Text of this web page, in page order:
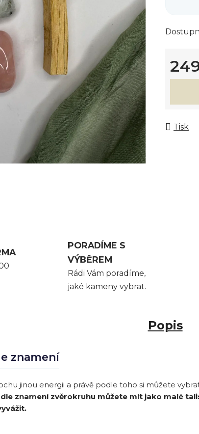
Měrná
Tisk
PORADÍME S
VÝBĚREM
Rádi Vám poradíme,
jaké kameny vybrat.
Popis
znamení
jinou energii a právě podle toho si můžete
znamení zvěrokruhu můžete mít jako malé